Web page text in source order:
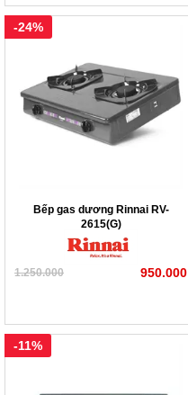
Bếp gas dương Rinnai RV-
2615(G)
1.250.000
-24%
950.000
-11%